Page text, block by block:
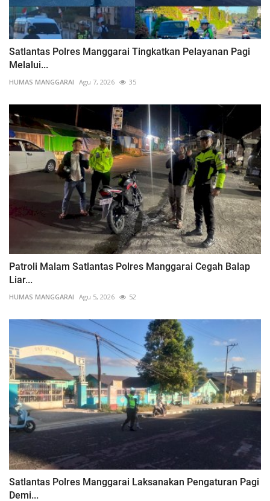
Satlantas Polres Manggarai Tingkatkan Pelayanan Pagi
Melalui...
HUMAS MANGGARAI Agu 7, 2026 35
Patroli Malam Satlantas Polres Manggarai Cegah Balap
Liar...
HUMAS MANGGARAI Agu 5, 2026 52
Satlantas Polres Manggarai Laksanakan Pengaturan Pagi
Demi...